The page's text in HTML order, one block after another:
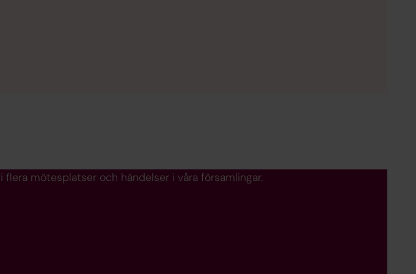
flera mötesplatser och händelser i våra församlingar.